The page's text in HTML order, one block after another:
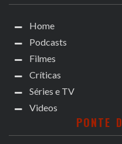
Home
Podcasts
Filmes
Críticas
Séries e TV
Videos
PONTE